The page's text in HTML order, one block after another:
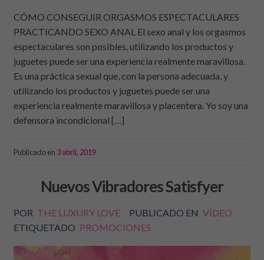
CÓMO CONSEGUIR ORGASMOS ESPECTACULARES
PRACTICANDO SEXO ANAL El sexo anal y los orgasmos
espectaculares son posibles, utilizando los productos y
juguetes puede ser una experiencia realmente maravillosa.
Es una práctica sexual que, con la persona adecuada, y
utilizando los productos y juguetes puede ser una
experiencia realmente maravillosa y placentera. Yo soy una
defensora incondicional […]
Publicado en 3 abril, 2019
Nuevos Vibradores Satisfyer
POR THE LUXURY LOVE PUBLICADO EN VÍDEO
ETIQUETADO PROMOCIONES